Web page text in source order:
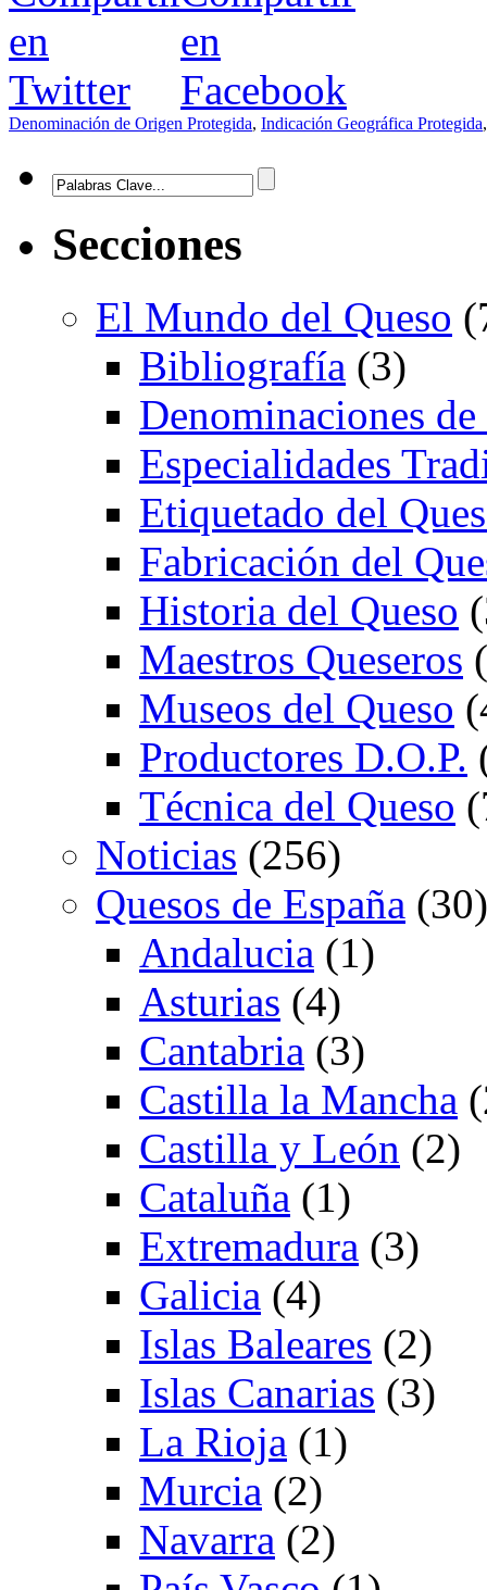
Denominación de Origen Protegida, Indicación Geográfica Protegida
Secciones
El Mundo del Queso
Bibliografía (3)
Denominaciones
Especialidades
Etiquetado del
Fabricación del
Historia del Queso
Maestros Queseros
Museos del Queso
Productores D.O.P.
Técnica del Queso
Noticias (256)
Quesos de España (30)
Andalucia (1)
Asturias (4)
Cantabria (3)
Castilla la Mancha
Castilla y León (2)
Cataluña (1)
Extremadura (3)
Galicia (4)
Islas Baleares (2)
Islas Canarias (3)
La Rioja (1)
Murcia (2)
Navarra (2)